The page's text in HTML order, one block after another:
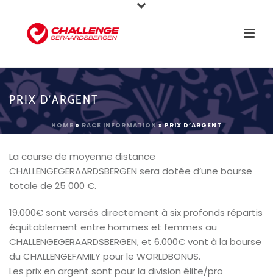
PRIX D’ARGENT
HOME» RACE INFORMATION »PRIX D’ARGENT
La course de moyenne distance
CHALLENGEGERAARDSBERGEN sera dotée d’une bourse
totale de 25 000 €.
19.000€ sont versés directement à six profonds répartis
équitablement entre hommes et femmes au
CHALLENGEGERAARDSBERGEN, et 6.000€ vont à la bourse
du CHALLENGEFAMILY pour le WORLDBONUS.
Les prix en argent sont pour la division élite/pro